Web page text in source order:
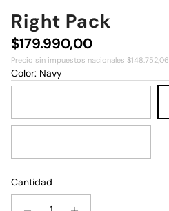
Right Pack
Precio normal
$179.990,00
Precio sin impuestos nacionales $148.752,06
Color: Navy
Cantidad